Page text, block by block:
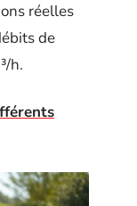
réelles
de
h.